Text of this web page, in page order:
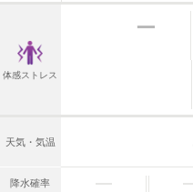
体感ストレス
天気・気温
降水確率